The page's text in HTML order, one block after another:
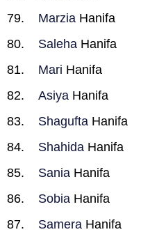
Marzia Hanifa
Saleha Hanifa
Mari Hanifa
Asiya Hanifa
Shagufta Hanifa
Shahida Hanifa
Sania Hanifa
Sobia Hanifa
Samera Hanifa